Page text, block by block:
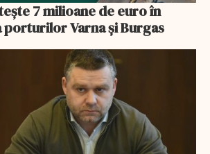
7 milioane de euro în
Varna și Burgas